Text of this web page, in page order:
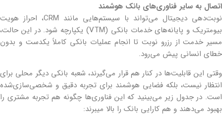
اتصال به سایر فناوری‌های بانک هوشمند
نوبت‌دهی دیجیتال می‌تواند با سیستم‌هایی مانند CRM، احراز هویت
بیومتریک و پایانه‌های خدمات بانکی (VTM) یکپارچه شود. در این حالت،
مسیر خدمت از رزرو نوبت تا انجام عملیات بانکی کاملاً یکدست و بدون
خطای انسانی پیش می‌رود.
وقتی این قابلیت‌ها در کنار هم قرار می‌گیرند، شعبه بانکی دیگر محلی برای
انتظار نیست، بلکه فضایی هوشمند برای تجربه‌ دقیق و شخصی‌سازی‌شده
است. در جدول زیر می‌بینید که این فناوری‌ها چگونه هم تجربه مشتری را
بهبود می‌دهند و هم کارایی بانک را بالا می‎برند: